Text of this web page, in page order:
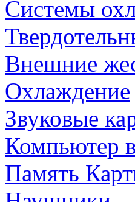
Системы
Внешние
Охлаждение
Звуковые
Компьютер
Память